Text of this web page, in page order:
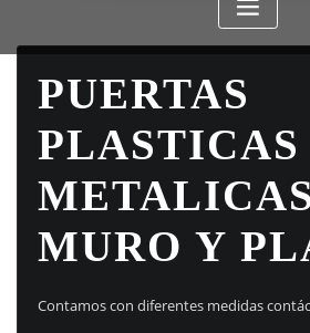
PUERTAS
PLASTICAS
MURO Y
Contamos con diferentes medidas